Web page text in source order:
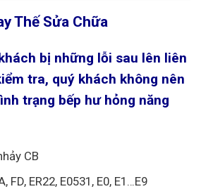
Thế Sửa Chữa
bị những lỗi sau lên liên
tra, quý khách không nên
trạng bếp hư hỏng năng
CB
FD, ER22, E0531, E0, E1…E9